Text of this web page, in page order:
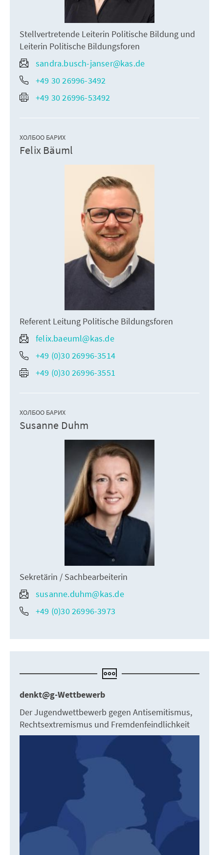
Stellvertretende Leiterin Politische Bildung und
Leiterin Politische Bildungsforen
sandra.busch-janser@kas.de
+49 30 26996-3492
+49 30 26996-53492
ХОЛБОО БАРИХ
Felix Bäuml
Referent Leitung Politische Bildungsforen
felix.baeuml@kas.de
+49 (0)30 26996-3514
+49 (0)30 26996-3551
ХОЛБОО БАРИХ
Susanne Duhm
Sekretärin / Sachbearbeiterin
susanne.duhm@kas.de
+49 (0)30 26996-3973
denkt@g-Wettbewerb
Der Jugendwettbewerb gegen Antisemitismus,
Rechtsextremismus und Fremdenfeindlichkeit